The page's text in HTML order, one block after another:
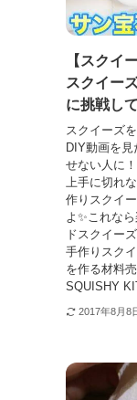
【スクイ
スクイー
に挑戦し
スクイーズ
DIY動画を
せない人に
上手に切れ
作りスクイ
よ✨これな
ドスクイー
手作りスク
を作る材料
SQUISHY
2017年8月8